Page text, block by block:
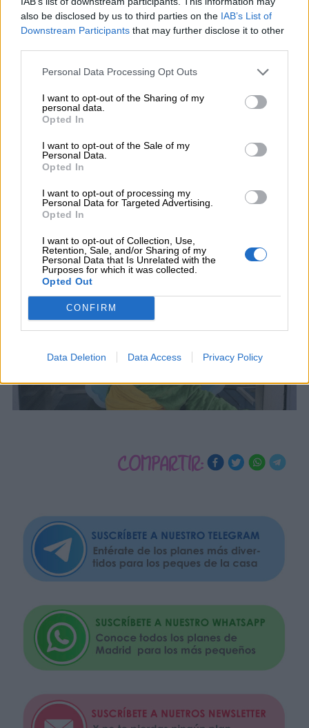
also be disclosed by us to third parties on the IAB’s List of
Downstream Participants that may further disclose it to other
Personal Data Processing Opt Outs
I want to opt-out of the Sharing of my
personal data.
Opted In
I want to opt-out of the Sale of my
Personal Data.
Opted In
I want to opt-out of processing my
Personal Data for Targeted Advertising.
Opted In
I want to opt-out of Collection, Use,
Retention, Sale, and/or Sharing of my
Personal Data that Is Unrelated with the
Purposes for which it was collected.
Opted Out
CONFIRM
Data Deletion Data Access Privacy Policy
COMPARTIR:
Además,podéis consultar dudas o ampliar cualquier
información en los siguientes puntos:
En la Oficina de Atención al Público del
Espacio Joven “La Plaza”
de lunes a viernes de
09:00 a 14:00 horas y de lunes a jueves de 17:00
a 19:00 horas,(siempre con cita previa)
Llamando al teléfono 914989087
A través del correo